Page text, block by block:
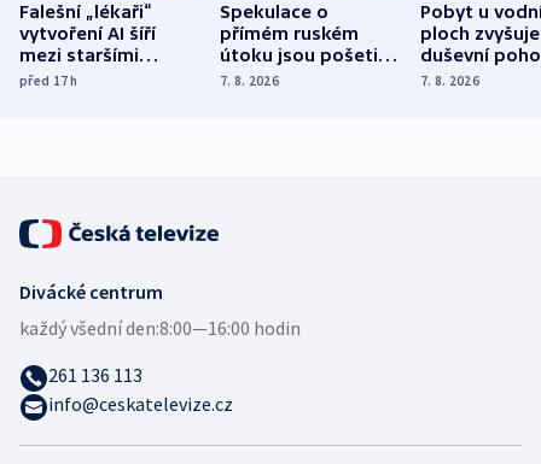
Falešní „lékaři“
vytvoření AI šíří
mezi staršími
Poláky nebezpečné
před 17h
Spekulace o
přímém ruském
útoku jsou pošetilé,
míní estonský
7. 8. 2026
Pobyt u
ploch zvyšuje
duševní
ukázala
7. 8. 2026
Divácké centrum
každý všední den:8:00—16:00 hodin
261 136 113
info@ceskatelevize.cz